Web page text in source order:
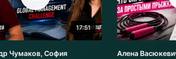
17:51
Алена Васюкевич - КМС по